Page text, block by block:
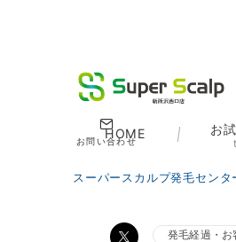
お問い合わせ
HOME お
スーパースカルプ発毛セン
発毛経過・お